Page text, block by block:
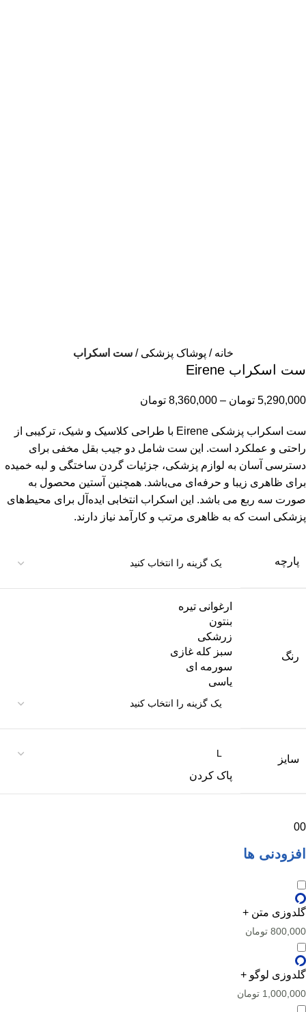
خانه پوشاک پزشکی ست اسکراب
ست اسکراب Eirene
5,290,000 تومان –
8,360,000 تومان
ست اسکراب پزشکی Eirene با طراحی کلاسیک و شیک، ترکیبی از
راحتی و عملکرد است. این ست شامل دو جیب بقل مخفی برای
دسترسی آسان به لوازم پزشکی، جزئیات گردن ساختگی و لبه خمیده
برای ظاهری زیبا و حرفه‌ای می‌باشد. همچنین آستین محصول به
صورت سه ربع می باشد. این اسکراب انتخابی ایده‌آل برای محیط‌های
پزشکی است که به ظاهری مرتب و کارآمد نیاز دارند.
پارچه
رنگ
ارغوانی تیره
بنتون
زرشکی
سبز کله غازی
سورمه ای
یاسی
سایز
پاک کردن
00
افزودنی ها
گلدوزی متن +
800,000 تومان
گلدوزی لوگو +
1,000,000 تومان